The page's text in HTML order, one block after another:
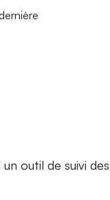
outil de suivi